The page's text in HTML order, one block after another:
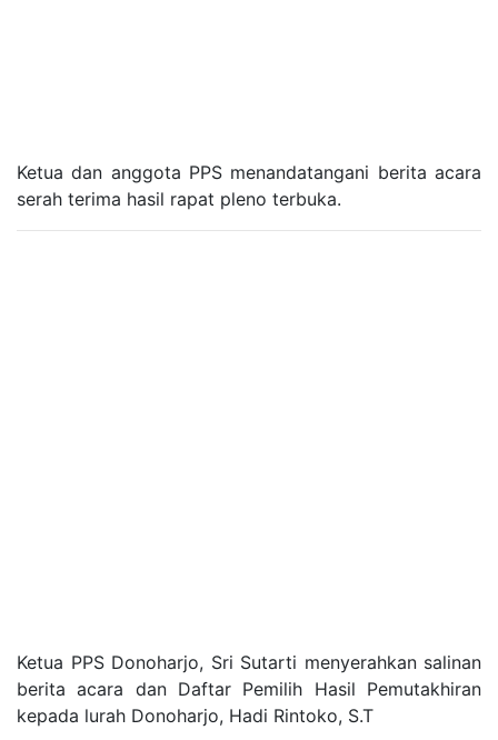
Ketua dan anggota PPS menandatangani berita acara
serah terima hasil rapat pleno terbuka.
Ketua PPS Donoharjo, Sri Sutarti menyerahkan salinan
berita acara dan Daftar Pemilih Hasil Pemutakhiran
kepada lurah Donoharjo, Hadi Rintoko, S.T